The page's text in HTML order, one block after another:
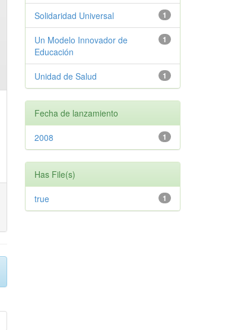
1
Solidaridad Universal
1
Un Modelo Innovador de
Educación
1
Unidad de Salud
Fecha de lanzamiento
1
2008
Has File(s)
1
true